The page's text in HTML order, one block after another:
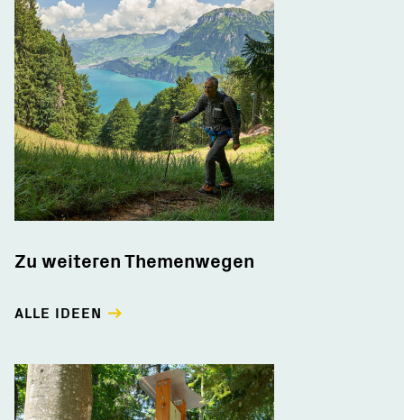
Zu weiteren Themenwegen
ALLE IDEEN